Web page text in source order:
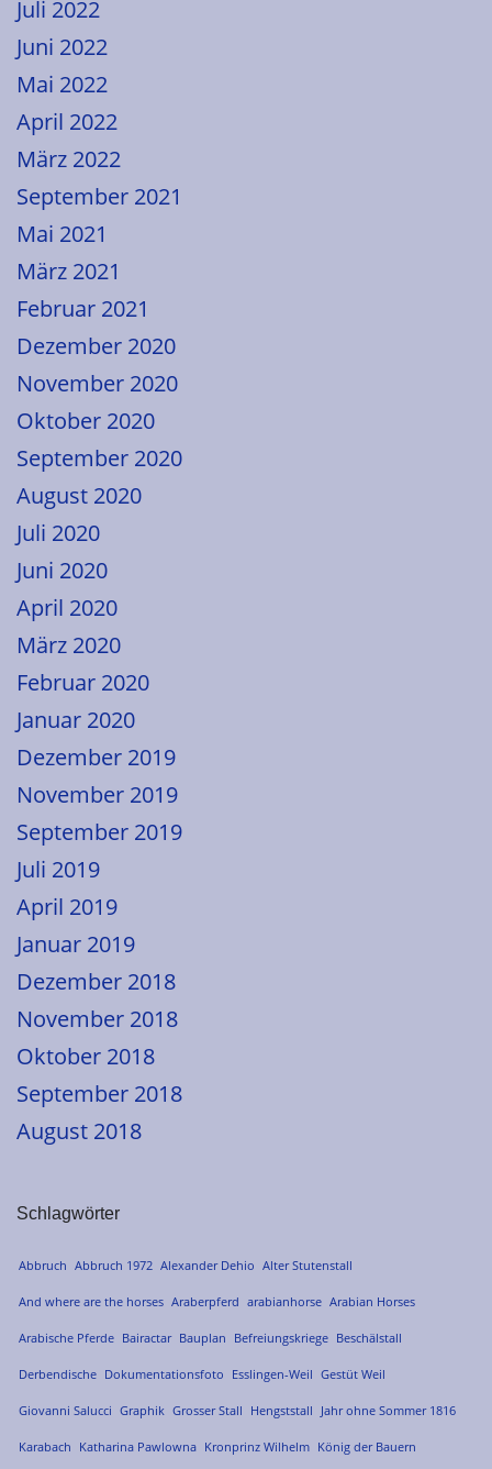
Juli 2022
Juni 2022
Mai 2022
April 2022
März 2022
September 2021
Mai 2021
März 2021
Februar 2021
Dezember 2020
November 2020
Oktober 2020
September 2020
August 2020
Juli 2020
Juni 2020
April 2020
März 2020
Februar 2020
Januar 2020
Dezember 2019
November 2019
September 2019
Juli 2019
April 2019
Januar 2019
Dezember 2018
November 2018
Oktober 2018
September 2018
August 2018
Schlagwörter
Abbruch Abbruch 1972 Alexander Dehio Alter Stutenstall
And where are the horses Araberpferd arabianhorse Arabian Horses
Arabische Pferde Bairactar Bauplan Befreiungskriege Beschälstall
Derbendische Dokumentationsfoto Esslingen-Weil Gestüt Weil
Giovanni Salucci Graphik Grosser Stall Hengststall Jahr ohne Sommer 1816
Karabach Katharina Pawlowna Kronprinz Wilhelm König der Bauern